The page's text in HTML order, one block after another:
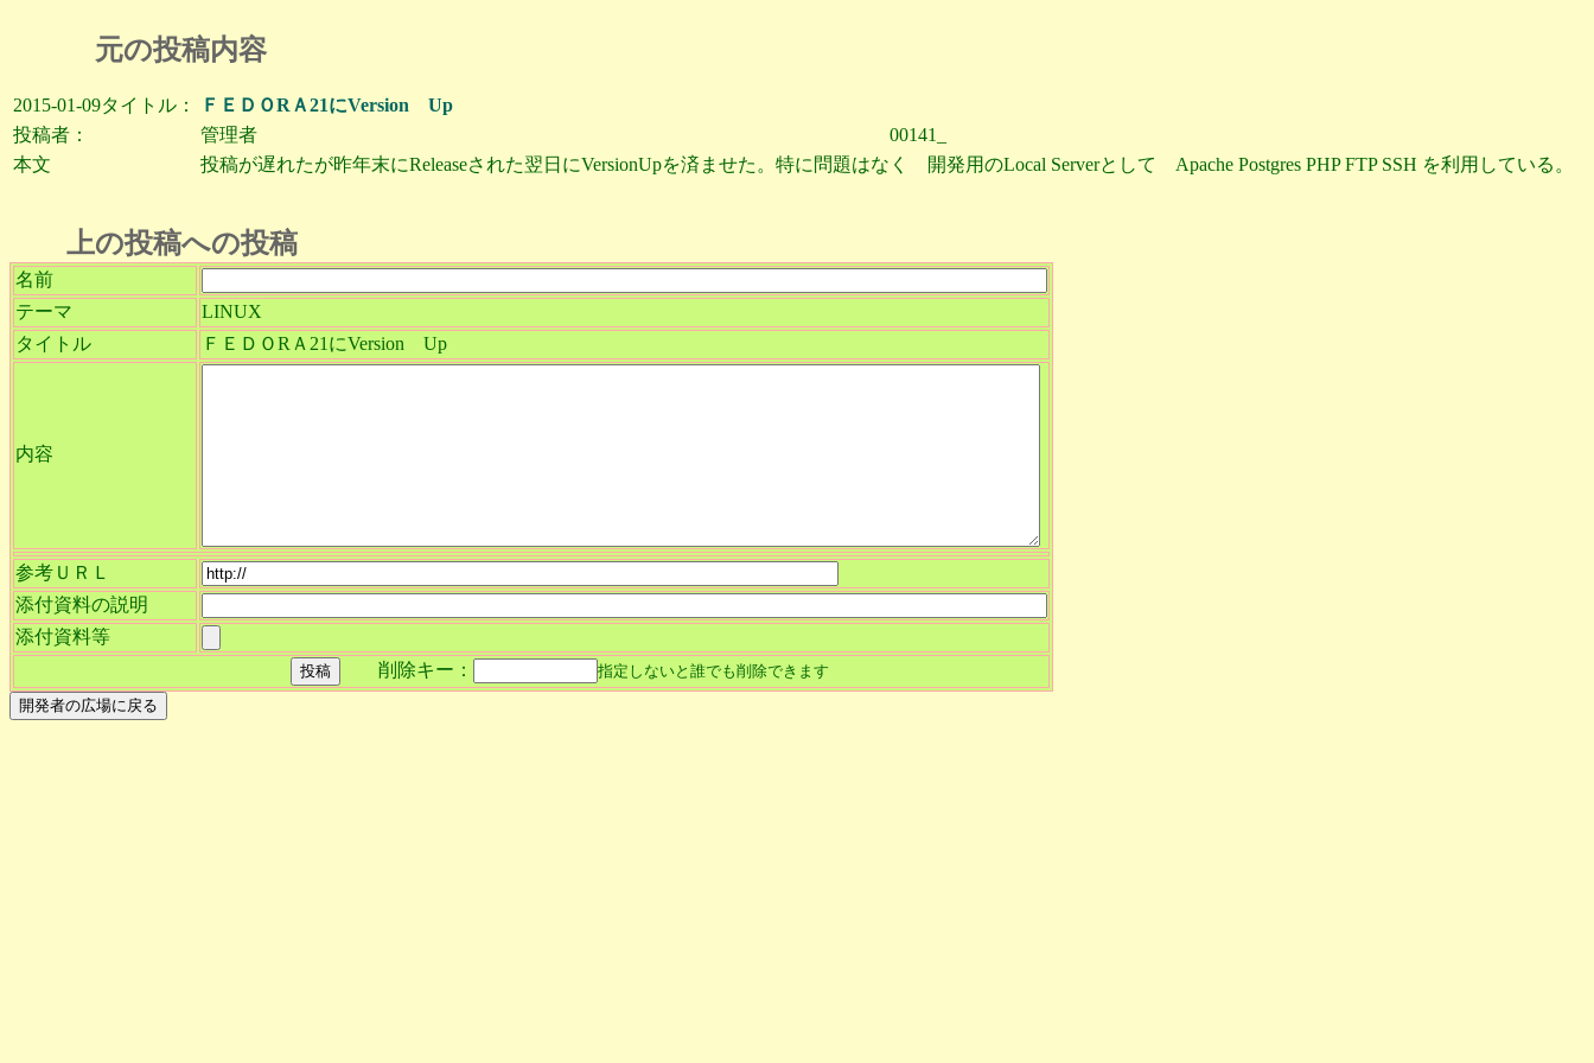
元の投稿内容
2015-01-09タイトル：
ＦＥＤＯRＡ21にVersion Up
投稿者：
管理者
00141_
本文
投稿が遅れたが昨年末にReleaseされた翌日にVersionUpを済ませた。特に問題はなく 開発用のLocal Serverとして Apache Postgres PHP FTP SSH を利用している。
上の投稿への投稿
名前
テーマ
LINUX
タイトル
ＦＥＤＯRＡ21にVersion Up
内容
参考ＵＲＬ
添付資料の説明
添付資料等
削除キー：
指定しないと誰でも削除できます